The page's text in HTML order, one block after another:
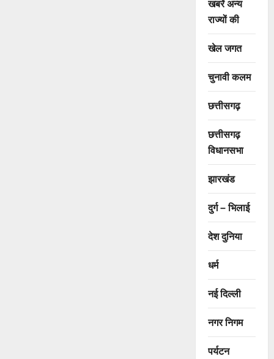
खबरें अन्य
राज्यों की
खेल जगत
चुनावी कलम
छत्तीसगढ़
छत्तीसगढ़
विधानसभा
झारखंड
दुर्ग – भिलाई
देश दुनिया
धर्म
नई दिल्ली
नगर निगम
पर्यटन